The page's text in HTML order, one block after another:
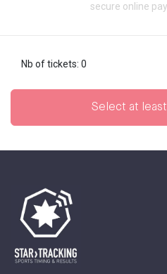
secure online
Nb of tickets: 0
Select at